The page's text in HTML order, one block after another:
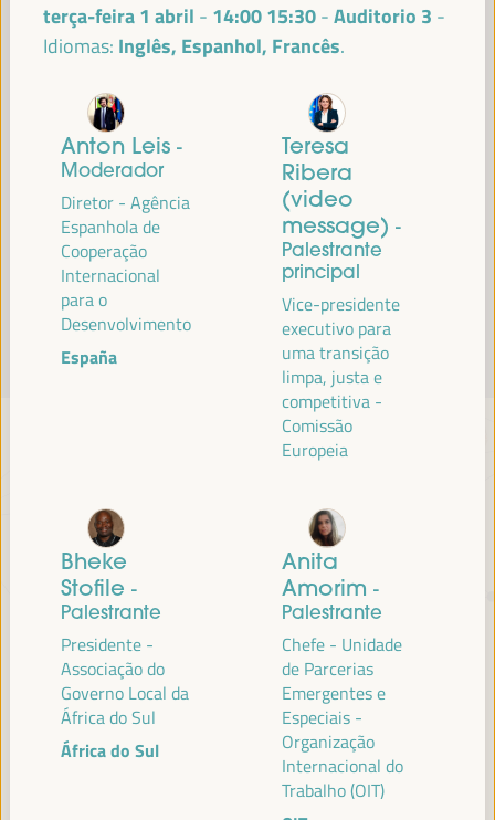
Leia mais
TRANSIÇÃO JUSTA,
FINANCIAMENTO DO
DESENVOLVIMENTO E SOLUÇÕES
TERRITORIAIS, O TEMA DO VI
WFLED
O VI WFLED abordará as prioridades globais no tema da tripla
transição, justiça social, formação para o emprego no território,
gestão pública, parcerias público-privadas e o papel do setor privado e
terça-feira 1 abril - 14:0015:30 Auditorio 3
Idiomas: Inglês, Espanhol, Francês
Anton Leis -
Moderador
Diretor - Agência
Espanhola de
Cooperação
Internacional
para o
Desenvolvimento
España
Teresa
Ribera
(video
message) -
Palestrante
principal
Vice-presidente
executivo para
uma transição
limpa, justa e
competitiva -
Comissão
Europeia
Bheke
Stofile -
Palestrante
Presidente -
Associação do
Governo Local da
África do Sul
África do Sul
Anita
Amorim -
Palestrante
Chefe - Unidade
de Parcerias
Emergentes e
Especiais -
Organização
Internacional do
Trabalho (OIT)